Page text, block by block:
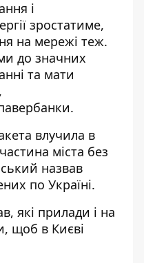
і
зростатиме,
на мережі теж.
до значних
та мати
влучила в
міста без
назвав
по Україні.
які прилади і на
, щоб в Києві